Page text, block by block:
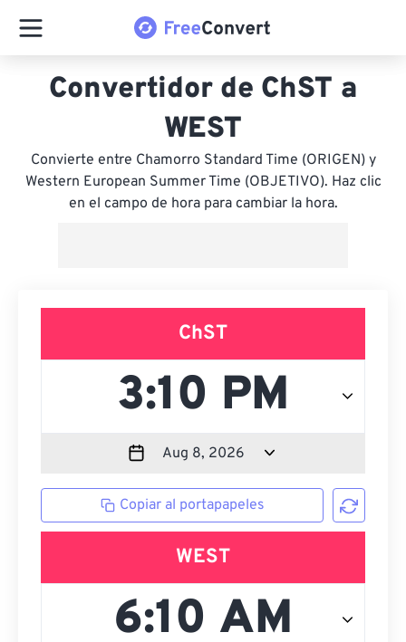
Convertidor de ChST a
WEST
Convierte entre Chamorro Standard Time (ORIGEN) y
Western European Summer Time (OBJETIVO). Haz clic
en el campo de hora para cambiar la hora.
ChST
Copiar al portapapeles
WEST